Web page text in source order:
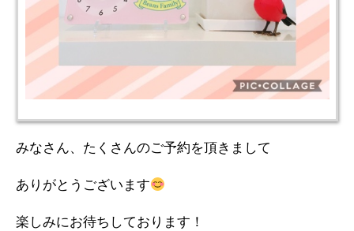
みなさん、たくさんのご予約を頂きまして
ありがとうございます
楽しみにお待ちしております！